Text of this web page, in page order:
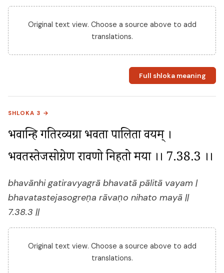
Original text view. Choose a source above to add
translations.
Full shloka meaning
SHLOKA 3 →
भवान्हि गतिरव्यग्रा भवता पालिता वयम् ।
भवतस्तेजसोग्रेण रावणो निहतो मया ।। 7.38.3 ।।
bhavānhi gatiravyagrā bhavatā pālitā vayam |
bhavatastejasogreṇa rāvaṇo nihato mayā ||
7.38.3 ||
Original text view. Choose a source above to add
translations.